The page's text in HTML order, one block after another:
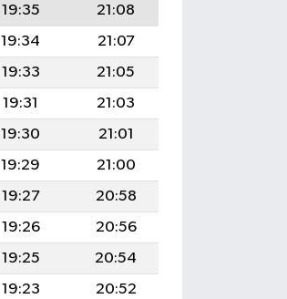
19:35
21:08
19:34
21:07
19:33
21:05
19:31
21:03
19:30
21:01
19:29
21:00
19:27
20:58
19:26
20:56
19:25
20:54
19:23
20:52